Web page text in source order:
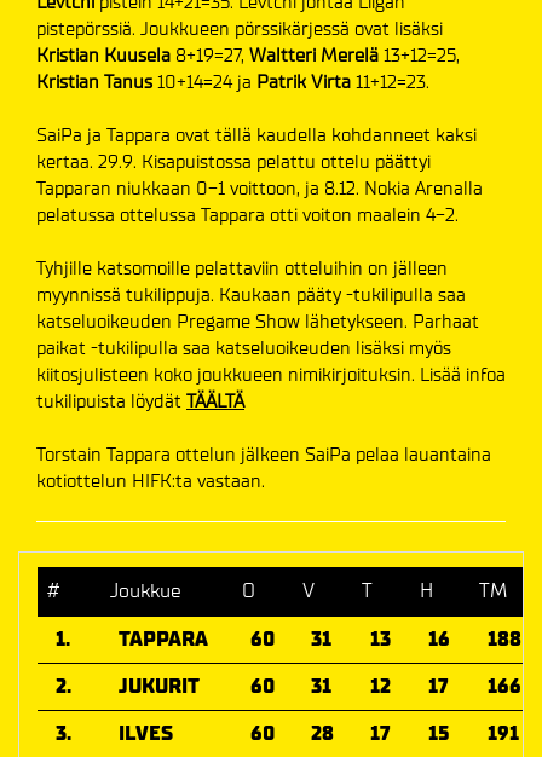
pistepörssiä. Joukkueen pörssikärjessä ovat lisäksi
Kristian Kuusela 8+19=27, Waltteri Merelä 13+12=25,
Kristian Tanus 10+14=24 ja Patrik Virta 11+12=23.
SaiPa ja Tappara ovat tällä kaudella kohdanneet kaksi
kertaa. 29.9. Kisapuistossa pelattu ottelu päättyi
Tapparan niukkaan 0-1 voittoon, ja 8.12. Nokia Arenalla
pelatussa ottelussa Tappara otti voiton maalein 4-2.
Tyhjille katsomoille pelattaviin otteluihin on jälleen
myynnissä tukilippuja. Kaukaan pääty -tukilipulla saa
katseluoikeuden Pregame Show lähetykseen. Parhaat
paikat -tukilipulla saa katseluoikeuden lisäksi myös
kiitosjulisteen koko joukkueen nimikirjoituksin. Lisää infoa
tukilipuista löydät TÄÄLTÄ
Torstain Tappara ottelun jälkeen SaiPa pelaa lauantaina
kotiottelun HIFK:ta vastaan.
# Joukkue O V T H
TM
1.
TAPPARA 60 31 13 16
188
2.
JUKURIT 60 31 12 17
166
3.
ILVES 60 28 17 15
191